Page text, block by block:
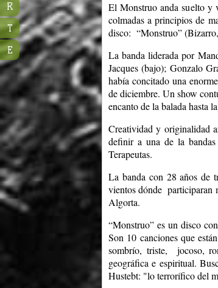
El Monstruo anda suelto y
colmadas a principios de
disco: “Monstruo”
La banda liderada por
Jacques (bajo); Gonzalo
había concitado una
de diciembre. Un show
encanto de la balada hasta
Creatividad y originalidad
definir a una de la
Terapeutas.
La banda con 28 años de
vientos dónde participaran
Algorta.
“Monstruo” es un disco
Son 10 canciones que
sombrío, triste, jocoso,
geográfica e espiritual.
Hustebt: "lo terrorífico del
R
T
E